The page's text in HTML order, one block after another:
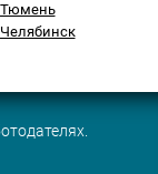
Тюмень
Челябинск